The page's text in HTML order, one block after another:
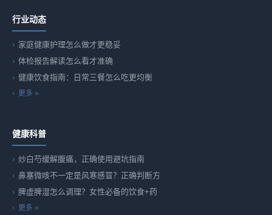
行业动态
家庭健康护理怎么做才更稳妥
体检报告解读怎么看才准确
健康饮食指南：日常三餐怎么吃更均衡
更多 »
健康科普
炒白芍缓解腹痛，正确使用避坑指南
鼻塞微咳不一定是风寒感冒？正确判断方
脾虚脾湿怎么调理？女性必备的饮食+药
更多 »